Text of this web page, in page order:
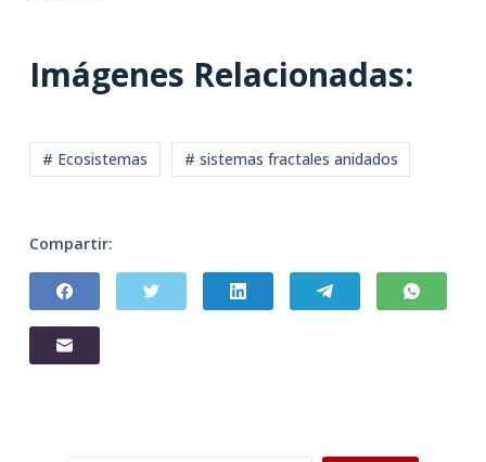
Imágenes Relacionadas:
# Ecosistemas # sistemas fractales anidados
Compartir: